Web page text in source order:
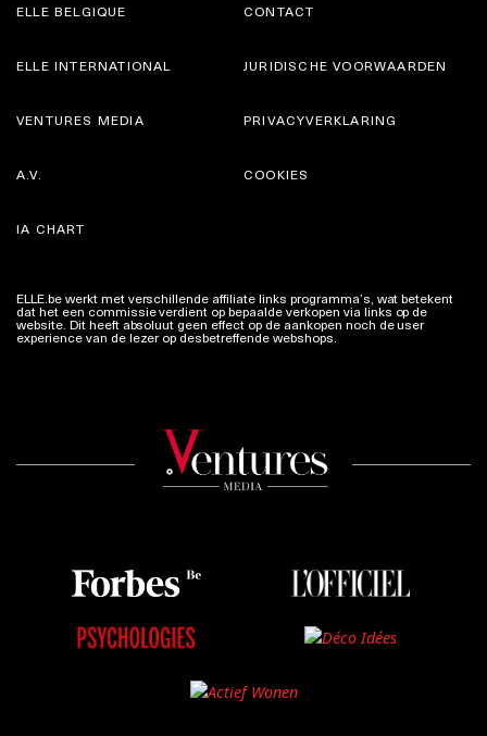
ELLE BELGIQUE CONTACT
ELLE INTERNATIONAL
VENTURES MEDIA
JURIDISCHE VOORWAARDEN
PRIVACYVERKLARING
A.V.
IA CHART
COOKIES
ELLE.be werkt met verschillende affiliate links programma’s, wat betekent
dat het een commissie verdient op bepaalde verkopen via links op de
website. Dit heeft absoluut geen effect op de aankopen noch de user
experience van de lezer op desbetreffende webshops.